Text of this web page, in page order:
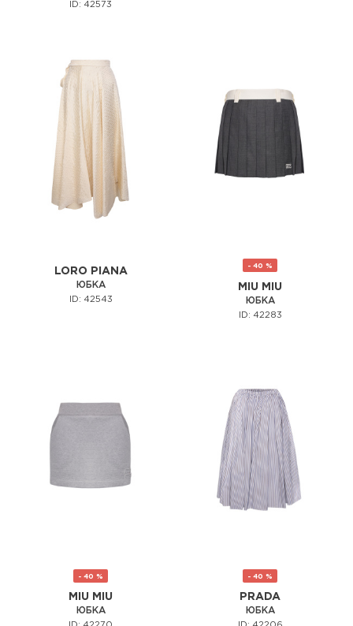
ID: 42573
LORO PIANA
ЮБКА
ID: 42543
- 40 %
MIU MIU
ЮБКА
ID: 42283
- 40 %
MIU MIU
ЮБКА
- 40 %
PRADA
ЮБКА